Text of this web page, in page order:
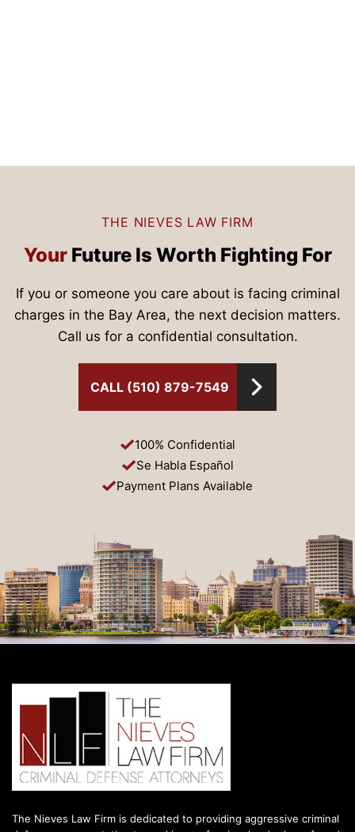
THE NIEVES LAW FIRM
YourFuture Is Worth Fighting For
If you or someone you care about is facing criminal
charges in the Bay Area, the next decision matters.
Call us for a confidential consultation.
CALL (510) 879-7549
100% Confidential
Se Habla Español
Payment Plans Available
The Nieves Law Firm is dedicated to providing aggressive criminal